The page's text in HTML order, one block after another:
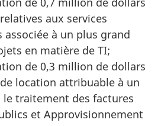
aux services
associée à un plus grand
en matière de TI;
de 0,3 million de dollars
location attribuable à un
le traitement des factures
et Approvisionnement